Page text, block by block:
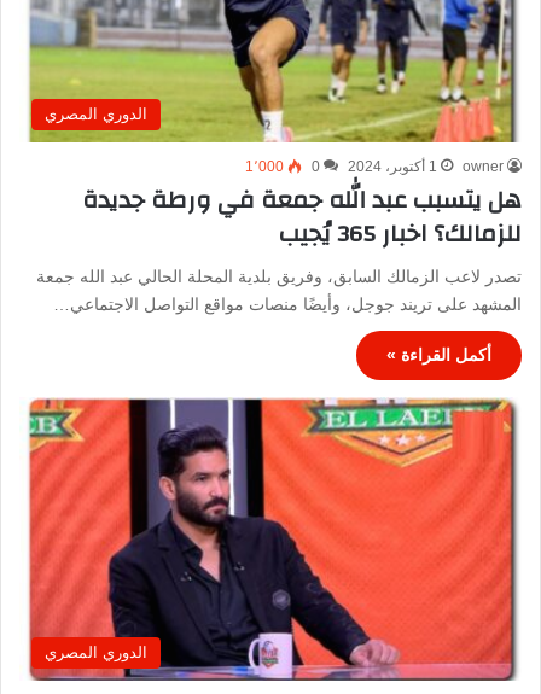
الدوري المصري
owner 1 أكتوبر، 2024 0 1٬000
هل يتسبب عبد الله جمعة في ورطة جديدة
للزمالك؟ اخبار 365 يُجيب
تصدر لاعب الزمالك السابق، وفريق بلدية المحلة الحالي عبد الله جمعة
المشهد على تريند جوجل، وأيضًا منصات مواقع التواصل الاجتماعي…
أكمل القراءة »
الدوري المصري